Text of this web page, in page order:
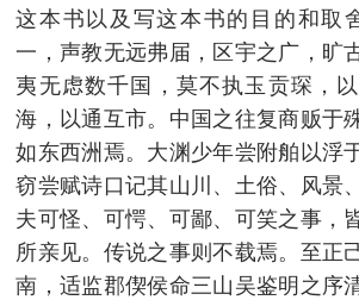
这本书以及写这本书的目的和取
一，声教无远弗届，区宇之广，旷
夷无虑数千国，莫不执玉贡琛，
海，以通互市。中国之往复商贩于
如东西洲焉。大渊少年尝附舶以浮
窃尝赋诗口记其山川、土俗、风景
夫可怪、可愕、可鄙、可笑之事，
所亲见。传说之事则不载焉。至正
南，适监郡偰侯命三山吴鉴明之序